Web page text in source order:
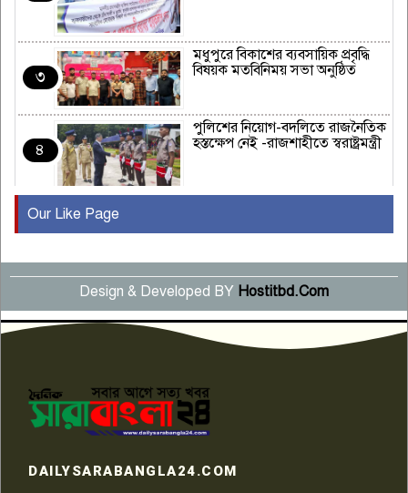
৩
মধুপুরে বিকাশের ব্যবসায়িক প্রবৃদ্ধি
বিষয়ক মতবিনিময় সভা অনুষ্ঠিত
৪
পুলিশের নিয়োগ-বদলিতে রাজনৈতিক
হস্তক্ষেপ নেই -রাজশাহীতে স্বরাষ্ট্রমন্ত্রী
৫
বছর পূর্তি উদযাপন
৬
সংবাদ সম্মেলনে অভিযোগ অস্বীকার
উদ্দেশ্য প্রণোদিত সংবাদ প্রকাশের
প্রতিবাদ নাজির হাসানের
৭
কেটে ঘরে ঢুকে স্কুল শিক্ষিকাকে হত্যা
টয়লেটের ট্যাংকি থেকে লাশ উদ্ধার
রাজশাহীতে সন্ত্রাসী হামলায় গুরুতর
Our Like Page
Design & Developed BY Hostitbd.Com
DAILYSARABANGLA24.COM